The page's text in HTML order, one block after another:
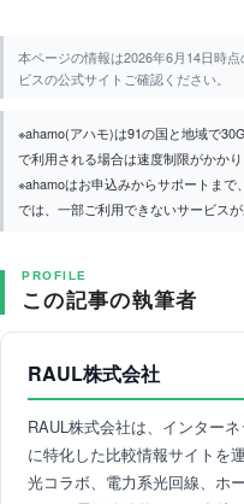
本ページの情報は2026年6月14日時
ビスの公式サイトご確認ください。
※ahamo(アハモ)は91の国と地域で
で利用される場合は速度制限がかか
※ahamoはお申込みからサポートま
では、一部ご利用できないサービスが
PROFILE
この記事の執筆者
RAUL株式会社
RAUL株式会社は、インター
に特化した比較情報サイトを
光コラボ、電力系光回線、ホ